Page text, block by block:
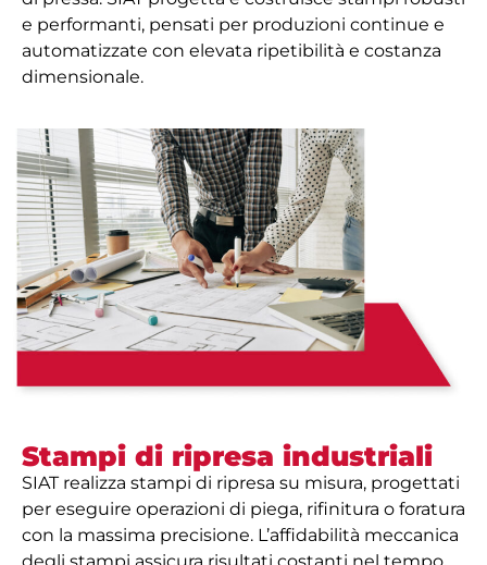
e performanti, pensati per produzioni continue e
automatizzate con elevata ripetibilità e costanza
dimensionale.
Stampi di ripresa industriali
SIAT realizza stampi di ripresa su misura, progettati
per eseguire operazioni di piega, rifinitura o foratura
con la massima precisione. L’affidabilità meccanica